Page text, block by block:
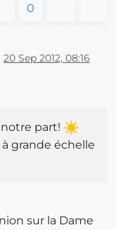
0
20 Sep 2012, 08:16
part!
grande échelle
sur la Dame